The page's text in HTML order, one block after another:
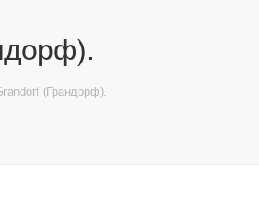
(Грандорф).